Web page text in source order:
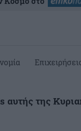
αυτής της